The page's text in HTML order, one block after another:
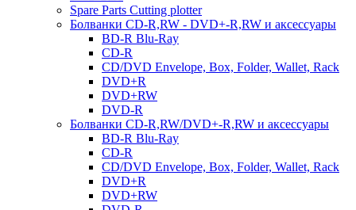
Spare Parts Cutting plotter
Болванки CD-R,RW - DVD+-R,RW и аксессуары
BD-R Blu-Ray
CD-R
CD/DVD Envelope, Box, Folder, Wallet, Rack
DVD+R
DVD+RW
DVD-R
Болванки CD-R,RW/DVD+-R,RW и аксессуары
BD-R Blu-Ray
CD-R
CD/DVD Envelope, Box, Folder, Wallet, Rack
DVD+R
DVD+RW